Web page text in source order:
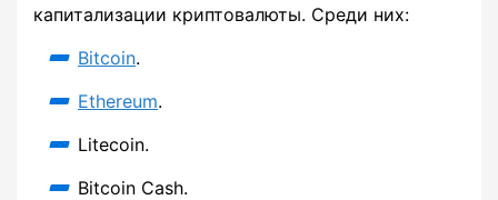
капитализации криптовалюты. Среди них:
Bitcoin.
Ethereum.
Litecoin.
Bitcoin Cash.